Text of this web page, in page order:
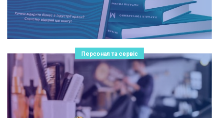
Персонал та сервіс